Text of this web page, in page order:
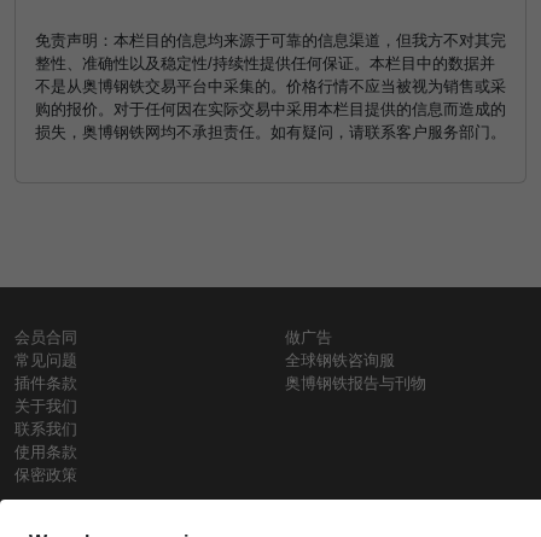
免责声明：本栏目的信息均来源于可靠的信息渠道，但我方不对其完
整性、准确性以及稳定性/持续性提供任何保证。本栏目中的数据并
不是从奥博钢铁交易平台中采集的。价格行情不应当被视为销售或采
购的报价。对于任何因在实际交易中采用本栏目提供的信息而造成的
损失，奥博钢铁网均不承担责任。如有疑问，请联系客户服务部门。
会员合同
常见问题
插件条款
关于我们
联系我们
使用条款
保密政策
做广告
全球钢铁咨询服
奥博钢铁报告与刊物